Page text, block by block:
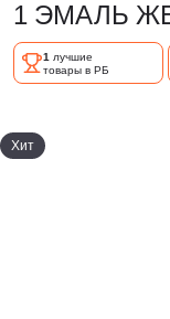
1 ЭМАЛЬ
1 лучшие
товары в РБ
Хит